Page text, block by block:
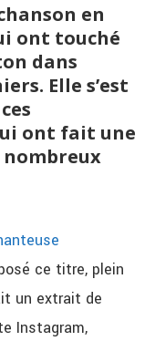
en
ont touché
dans
Elle s’est
ont fait une
ce titre, plein
un extrait de
Instagram,